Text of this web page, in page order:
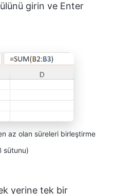
girin ve Enter
az olan süreleri birleştirme
sütunu)
yerine tek bir